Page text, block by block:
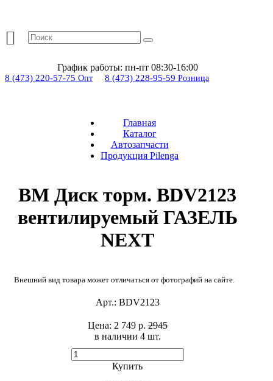
График работы: пн-пт 08:30-16:00
8 (473) 220-57-75 Опт 8 (473) 228-95-59 Розница
Главная
Каталог
Автозапчасти
Продукция Pilenga
BM Диск торм. BDV2123
вентилируемый ГАЗЕЛЬ
NEXT
Внешний вид товара может отличаться от фотографий на сайте.
Арт.: BDV2123
в наличии 4 шт. ​
Цена: 2 749 р.2945
Купить